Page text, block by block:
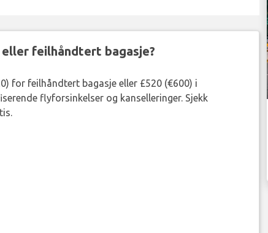
feilhåndtert bagasje?
for feilhåndtert bagasje eller £520 (€600) i
flyforsinkelser og kanselleringer. Sjekk